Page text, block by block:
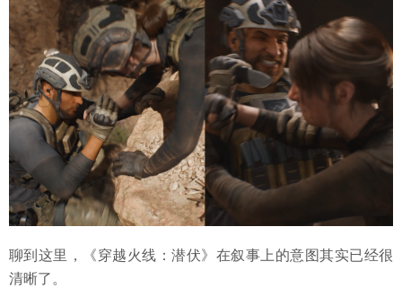
聊到这里，《穿越火线：潜伏》在叙事上的意图其实已经很
清晰了。